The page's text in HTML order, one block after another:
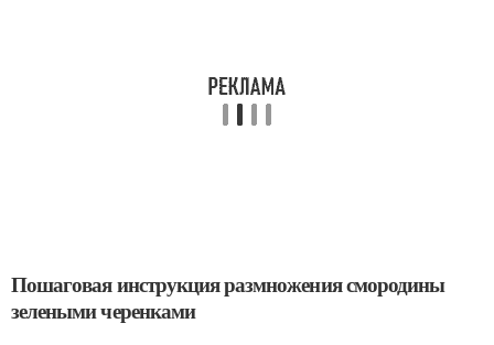
Пошаговая инструкция размножения смородины
зелеными черенками